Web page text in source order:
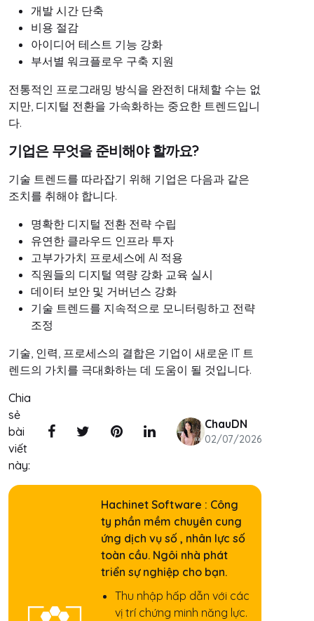
개발 시간 단축
비용 절감
아이디어 테스트 기능 강화
부서별 워크플로우 구축 지원
전통적인 프로그래밍 방식을 완전히 대체할 수는 없
지만, 디지털 전환을 가속화하는 중요한 트렌드입니
다.
기업은 무엇을 준비해야 할까요?
기술 트렌드를 따라잡기 위해 기업은 다음과 같은
조치를 취해야 합니다.
명확한 디지털 전환 전략 수립
유연한 클라우드 인프라 투자
고부가가치 프로세스에 AI 적용
직원들의 디지털 역량 강화 교육 실시
데이터 보안 및 거버넌스 강화
기술 트렌드를 지속적으로 모니터링하고 전략
조정
기술, 인력, 프로세스의 결합은 기업이 새로운 IT 트
렌드의 가치를 극대화하는 데 도움이 될 것입니다.
Chia
sẻ
bài
viết
này:
ChauDN
02/07/2026
Hachinet Software : Công
ty phần mềm chuyên cung
ứng dịch vụ số , nhân lực số
toàn cầu. Ngôi nhà phát
triển sự nghiệp cho bạn.
Thu nhập hấp dẫn với các
vị trí chứng minh năng lực.